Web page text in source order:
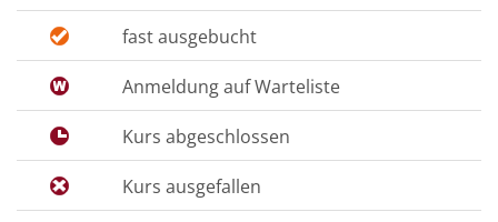
fast ausgebucht
Anmeldung auf Warteliste
Kurs abgeschlossen
Kurs ausgefallen